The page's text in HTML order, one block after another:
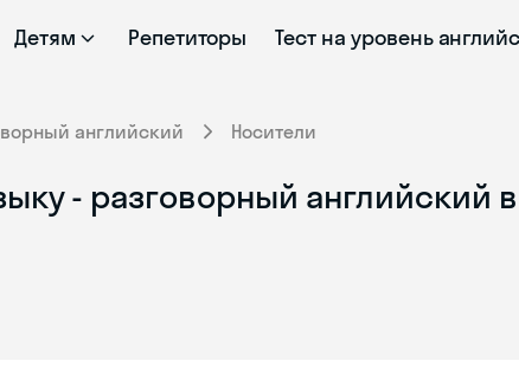
Детям Репетиторы Тест на уровень
английский Носители
- разговорный